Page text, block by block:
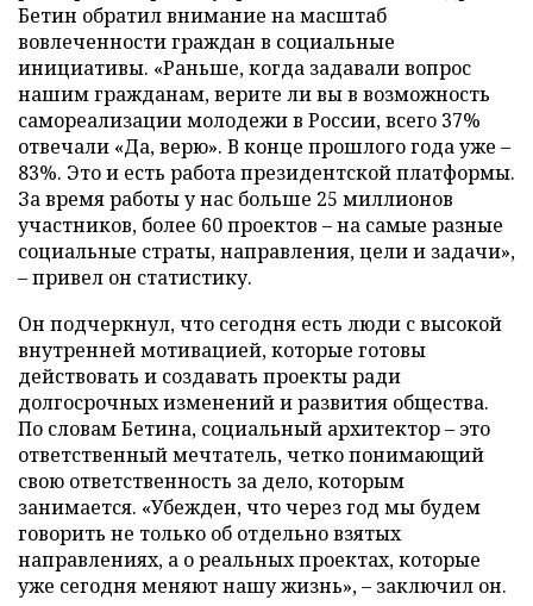
Бетин обратил внимание на масштаб
вовлеченности граждан в социальные
инициативы. «Раньше, когда задавали вопрос
нашим гражданам, верите ли вы в возможность
самореализации молодежи в России, всего 37%
отвечали «Да, верю». В конце прошлого года уже –
83%. Это и есть работа президентской платформы.
За время работы у нас больше 25 миллионов
участников, более 60 проектов – на самые разные
социальные страты, направления, цели и задачи»,
– привел он статистику.
Он подчеркнул, что сегодня есть люди с высокой
внутренней мотивацией, которые готовы
действовать и создавать проекты ради
долгосрочных изменений и развития общества.
По словам Бетина, социальный архитектор – это
ответственный мечтатель, четко понимающий
свою ответственность за дело, которым
занимается. «Убежден, что через год мы будем
говорить не только об отдельно взятых
направлениях, а о реальных проектах, которые
уже сегодня меняют нашу жизнь», – заключил он.